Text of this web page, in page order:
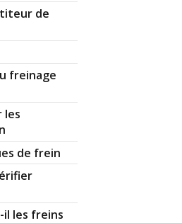
de
freinage
les
de frein
il les freins